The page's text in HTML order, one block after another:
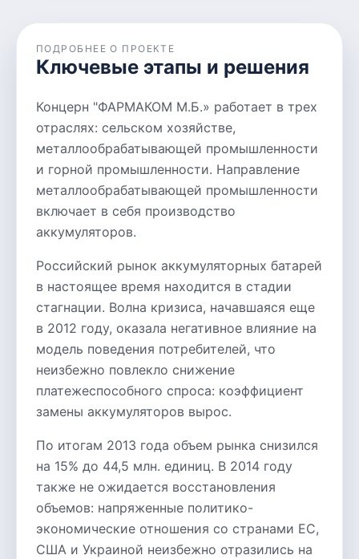
ПОДРОБНЕЕ О ПРОЕКТЕ
Ключевые этапы и решения
Концерн "ФАРМАКОМ М.Б.» работает в трех
отраслях: сельском хозяйстве,
металлообрабатывающей промышленности
и горной промышленности. Направление
металлообрабатывающей промышленности
включает в себя производство
аккумуляторов.
Российский рынок аккумуляторных батарей
в настоящее время находится в стадии
стагнации. Волна кризиса, начавшаяся еще
в 2012 году, оказала негативное влияние на
модель поведения потребителей, что
неизбежно повлекло снижение
платежеспособного спроса: коэффициент
замены аккумуляторов вырос.
По итогам 2013 года объем рынка снизился
на 15% до 44,5 млн. единиц. В 2014 году
также не ожидается восстановления
объемов: напряженные политико-
экономические отношения со странами ЕС,
США и Украиной неизбежно отразились на